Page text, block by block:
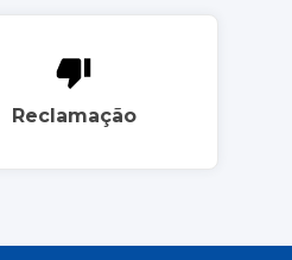
Reclamação